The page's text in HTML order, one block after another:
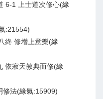
6-1 上士道次修心(緣
:21554)
終 修增上意樂(緣
依寂天教典而修(緣
法(緣氣:15909)